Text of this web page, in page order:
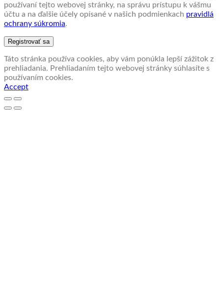
používaní tejto webovej stránky, na správu prístupu k vášmu
účtu a na ďalšie účely opísané v našich podmienkach pravidlá
ochrany súkromia.
Registrovať sa
Táto stránka používa cookies, aby vám ponúkla lepší zážitok z
prehliadania. Prehliadaním tejto webovej stránky súhlasíte s
používaním cookies.
Accept